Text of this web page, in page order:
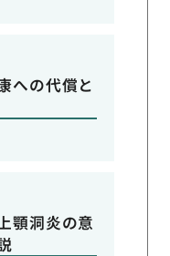
への代償と
顎洞炎の意